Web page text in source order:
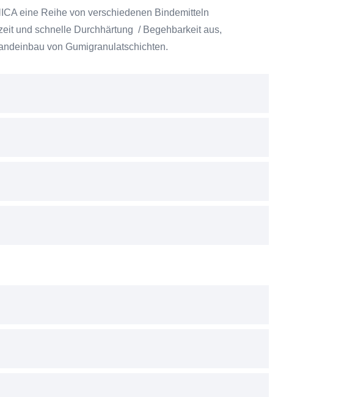
eine Reihe von verschiedenen Bindemitteln
und schnelle Durchhärtung / Begehbarkeit aus,
von Gumigranulatschichten.